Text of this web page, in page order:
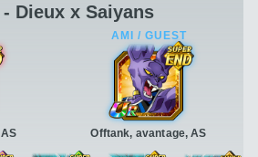
Dieux x Saiyans
Offtank, avantage, AS